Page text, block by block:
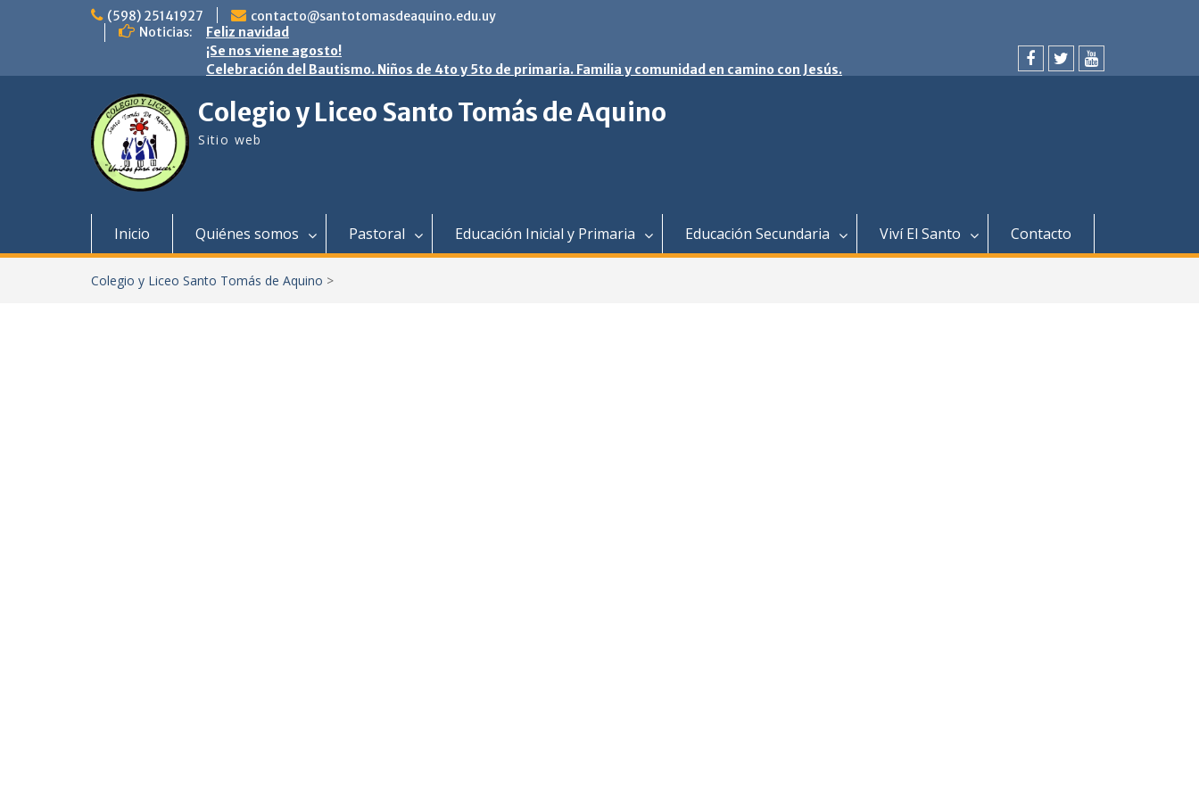
(598) 25141927
contacto@santotomasdeaquino.edu.uy
Noticias:
Feliz navidad
¡Se nos viene agosto!
Celebración del Bautismo. Niños de 4to y 5to de primaria. Familia y comunidad en camino con Jesús.
facebook
twitteryoutube
Colegio y Liceo Santo Tomás de Aquino
Sitio web
Inicio Quiénes somos Pastoral Educación Inicial y Primaria Educación Secundaria Viví El Santo Contacto
Colegio y Liceo Santo Tomás de Aquino >